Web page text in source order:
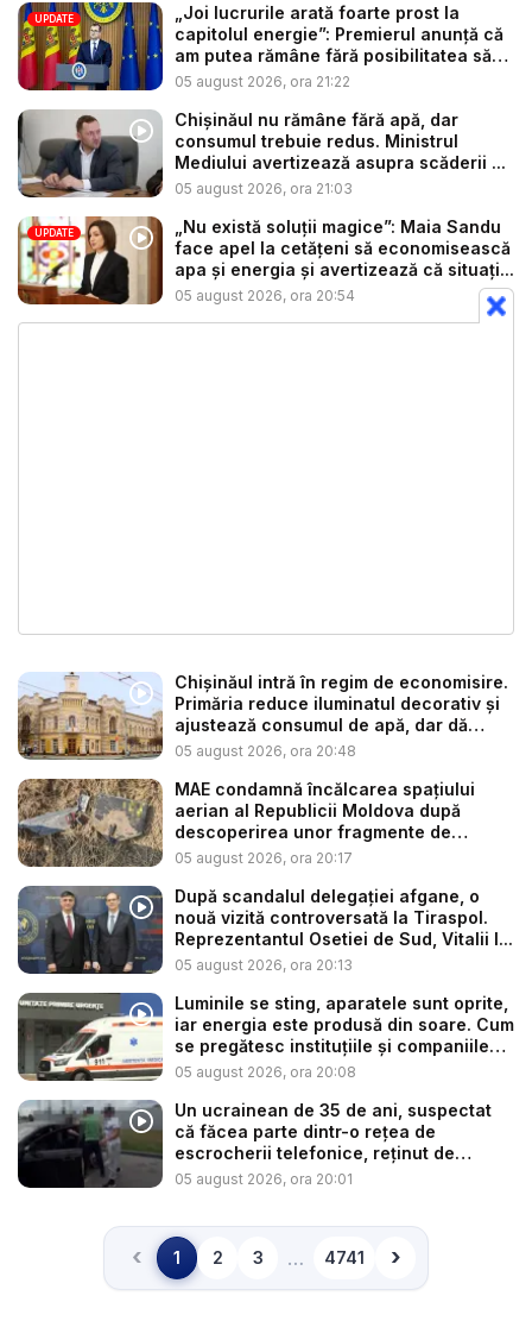
UPDATE
„Joi lucrurile arată foarte prost la
capitolul energie”: Premierul anunță că
am putea rămâne fără posibilitatea să
c...
05 august 2026, ora 21:22
Chișinăul nu rămâne fără apă, dar
consumul trebuie redus. Ministrul
Mediului avertizează asupra scăderii ...
05 august 2026, ora 21:03
UPDATE
„Nu există soluții magice”: Maia Sandu
face apel la cetățeni să economisească
apa și energia și avertizează că situați...
05 august 2026, ora 20:54
Chișinăul intră în regim de economisire.
Primăria reduce iluminatul decorativ și
ajustează consumul de apă, dar dă
asig...
05 august 2026, ora 20:48
MAE condamnă încălcarea spațiului
aerian al Republicii Moldova după
descoperirea unor fragmente de
dronă...
05 august 2026, ora 20:17
După scandalul delegației afgane, o
nouă vizită controversată la Tiraspol.
Reprezentantul Osetiei de Sud, Vitalii I...
05 august 2026, ora 20:13
Luminile se sting, aparatele sunt oprite,
iar energia este produsă din soare. Cum
se pregătesc instituțiile și companiile
p...
05 august 2026, ora 20:08
Un ucrainean de 35 de ani, suspectat
că făcea parte dintr-o rețea de
escrocherii telefonice, reținut de
poliți...
05 august 2026, ora 20:01
‹Înapoi
1 2 3 … 4741 Înainte
›